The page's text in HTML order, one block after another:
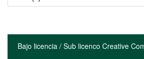
Bajo licencia / Sub licenco Creative